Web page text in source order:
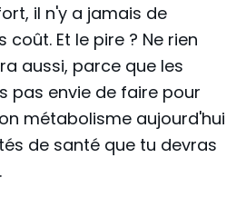
il n'y a jamais de
Et le pire ? Ne rien
aussi, parce que les
pas envie de faire pour
métabolisme aujourd'hui
de santé que tu devras